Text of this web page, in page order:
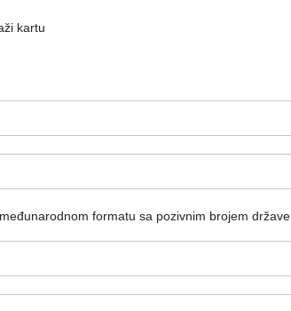
kartu
formatu sa pozivnim brojem države.